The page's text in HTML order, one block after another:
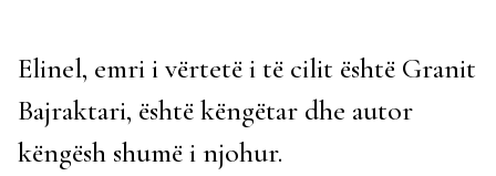
Elinel, emri i vërtetë i të cilit është Granit
Bajraktari, është këngëtar dhe autor
këngësh shumë i njohur.